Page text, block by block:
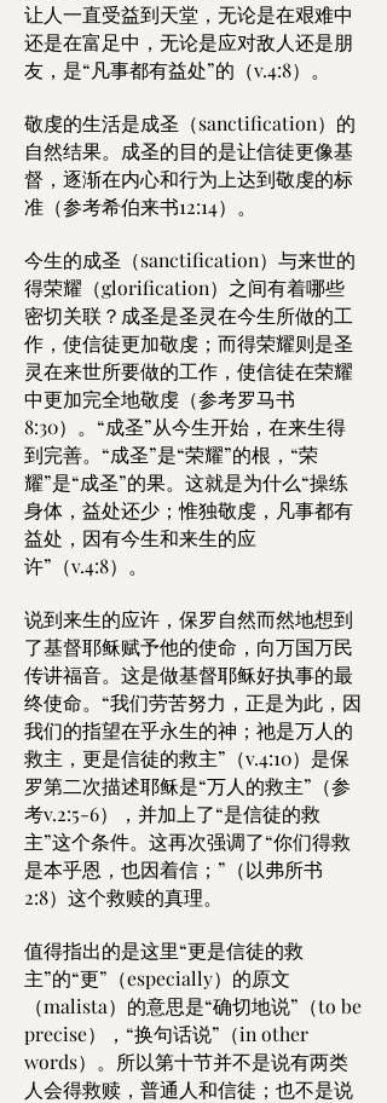
让人一直受益到天堂，无论是在艰难中
还是在富足中，无论是应对敌人还是朋
友，是“凡事都有益处”的（v.4:8）。
敬虔的生活是成圣（sanctification）的
自然结果。成圣的目的是让信徒更像基
督，逐渐在内心和行为上达到敬虔的标
准（参考希伯来书12:14）。
今生的成圣（sanctification）与来世的
得荣耀（glorification）之间有着哪些
密切关联？成圣是圣灵在今生所做的工
作，使信徒更加敬虔；而得荣耀则是圣
灵在来世所要做的工作，使信徒在荣耀
中更加完全地敬虔（参考罗马书
8:30）。“成圣”从今生开始，在来生得
到完善。“成圣”是“荣耀”的根，“荣
耀”是“成圣”的果。这就是为什么“操练
身体，益处还少；惟独敬虔，凡事都有
益处，因有今生和来生的应
许”（v.4:8）。
说到来生的应许，保罗自然而然地想到
了基督耶稣赋予他的使命，向万国万民
传讲福音。这是做基督耶稣好执事的最
终使命。“我们劳苦努力，正是为此，因
我们的指望在乎永生的神；祂是万人的
救主，更是信徒的救主”（v.4:10）是保
罗第二次描述耶稣是“万人的救主”（参
考v.2:5-6），并加上了“是信徒的救
主”这个条件。这再次强调了“你们得救
是本乎恩，也因着信；”（以弗所书
2:8）这个救赎的真理。
值得指出的是这里“更是信徒的救
主”的“更”（especially）的原文
（malista）的意思是“确切地说”（to be
precise），“换句话说”（in other
words）。所以第十节并不是说有两类
人会得救赎，普通人和信徒；也不是说